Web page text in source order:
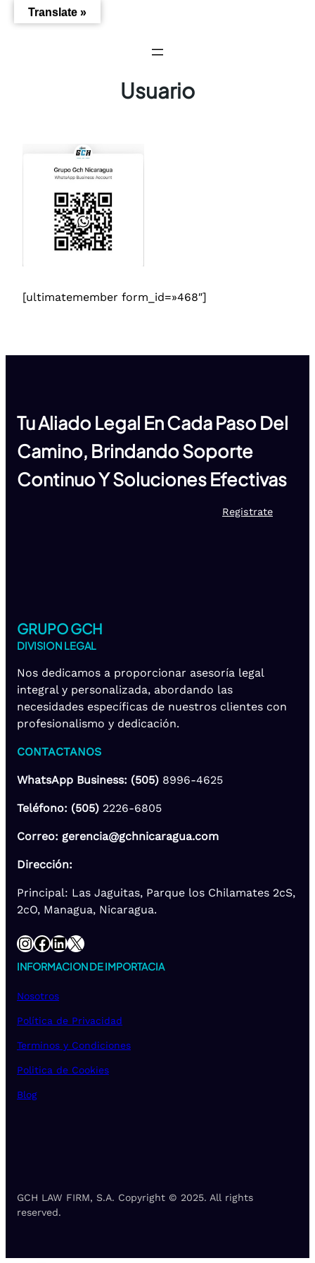
Saltar
Usuario
[ultimatemember form_id=»468″]
Tu Aliado Legal En Cada Paso Del
Camino, Brindando Soporte
Continuo Y Soluciones Efectivas
Registrate
GRUPO GCH
DIVISION LEGAL
Nos dedicamos a proporcionar asesoría legal
integral y personalizada, abordando las
necesidades específicas de nuestros clientes con
profesionalismo y dedicación.
CONTACTANOS
WhatsApp Business: (505) 8996-4625
Teléfono: (505) 2226-6805
Correo: gerencia@gchnicaragua.com
Dirección:
Principal: Las Jaguitas, Parque los Chilamates 2cS,
2cO, Managua, Nicaragua.
InstagramFacebook LinkedIn X
INFORMACION DE IMPORTACIA
Nosotros
Política de Privacidad
Terminos y Condiciones
Politica de Cookies
Blog
GCH LAW FIRM, S.A. Copyright © 2025. All rights
reserved.
Translate »